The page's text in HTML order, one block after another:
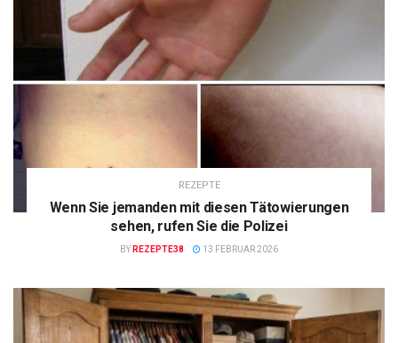
REZEPTE
Wenn Sie jemanden mit diesen Tätowierungen
sehen, rufen Sie die Polizei
BY REZEPTE38 13 FEBRUAR 2026